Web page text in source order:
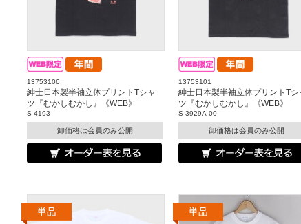
13753106
紳士日本製半袖立体プリントTシャ
ツ『むかしむかし』《WEB》
S-4193
卸価格は会員のみ公開
13753101
紳士日本製半袖立体プリントTシ
ツ『むかしむかし』《WEB》
S-3929A-00
卸価格は会員のみ公開